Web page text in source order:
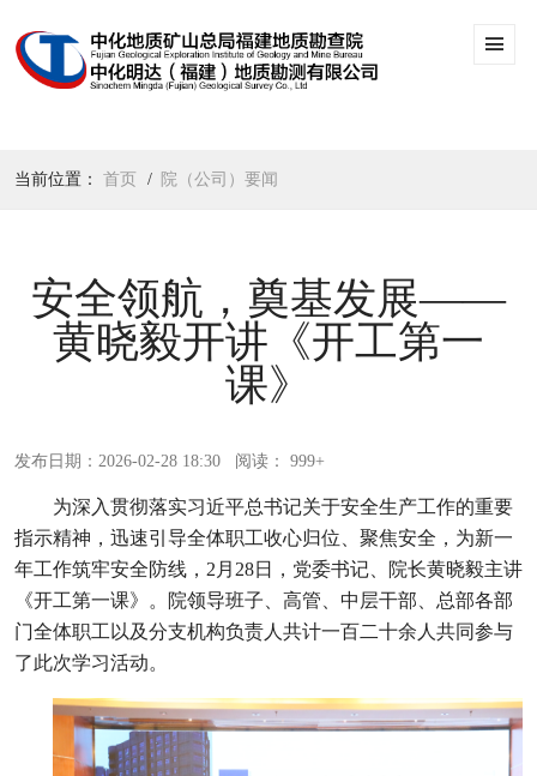
当前位置： 首页 院（公司）要闻
安全领航，奠基发展——
黄晓毅开讲《开工第一
课》
发布日期：2026-02-28 18:30 阅读： 999+
为深入贯彻落实习近平总书记关于安全生产工作的重要
指示精神，迅速引导全体职工收心归位、聚焦安全，为新一
年工作筑牢安全防线，2月28日，党委书记、院长黄晓毅主讲
《开工第一课》。院领导班子、高管、中层干部、总部各部
门全体职工以及分支机构负责人共计一百二十余人共同参与
了此次学习活动。